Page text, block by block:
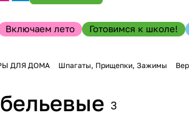
Включаем лето Готовимся к школе!
ДЛЯ ДОМА Шпагаты, Прищепки, Зажимы
3